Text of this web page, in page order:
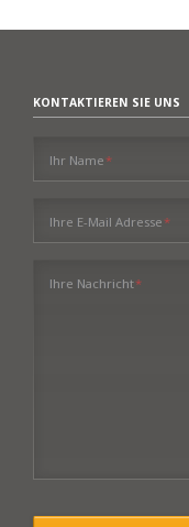
KONTAKTIEREN SIE UNS
Pflichtfeld
Ihr Name*
Pflichtfeld
Ihre E-Mail Adresse*
Pflichtfeld
Ihre Nachricht*